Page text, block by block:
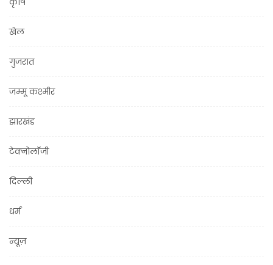
खेल
गुजरात
जम्मू कश्मीर
झारखंड
टेक्नोलॉजी
दिल्ली
धर्म
न्यूज़